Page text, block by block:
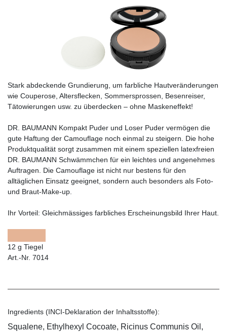
Stark abdeckende Grundierung, um farbliche Hautveränderungen
wie Couperose, Altersflecken, Sommersprossen, Besenreiser,
Tätowierungen usw. zu überdecken – ohne Maskeneffekt!
DR. BAUMANN Kompakt Puder und Loser Puder vermögen die
gute Haftung der Camouflage noch einmal zu steigern. Die hohe
Produktqualität sorgt zusammen mit einem speziellen latexfreien
DR. BAUMANN Schwämmchen für ein leichtes und angenehmes
Auftragen. Die Camouflage ist nicht nur bestens für den
alltäglichen Einsatz geeignet, sondern auch besonders als Foto-
und Braut-Make-up.
Ihr Vorteil: Gleichmässiges farbliches Erscheinungsbild Ihrer Haut.
12 g Tiegel
Art.-Nr. 7014
Ingredients (INCI-Deklaration der Inhaltsstoffe):
Squalene, Ethylhexyl Cocoate, Ricinus Communis Oil,